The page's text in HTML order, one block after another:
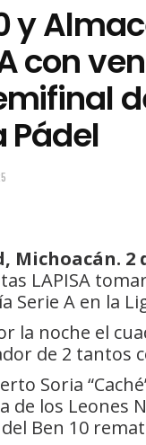
y
con
Pádel
Michoacán. 2
LAPISA
Serie A en la
la noche el
de 2 tantos
Soria
de los Leones
Ben 10